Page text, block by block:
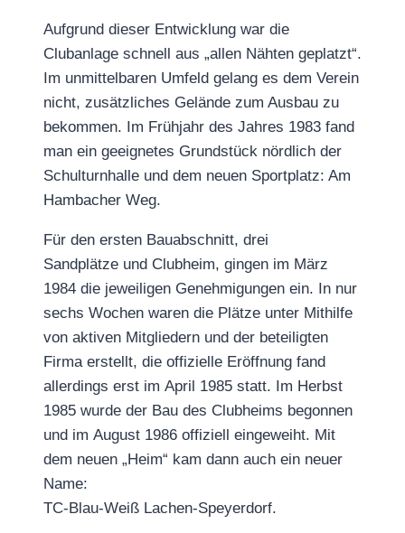
Aufgrund dieser Entwicklung war die
Clubanlage schnell aus „allen Nähten geplatzt“.
Im unmittelbaren Umfeld gelang es dem Verein
nicht, zusätzliches Gelände zum Ausbau zu
bekommen. Im Frühjahr des Jahres 1983 fand
man ein geeignetes Grundstück nördlich der
Schulturnhalle und dem neuen Sportplatz: Am
Hambacher Weg.
Für den ersten Bauabschnitt, drei
Sandplätze und Clubheim, gingen im März
1984 die jeweiligen Genehmigungen ein. In nur
sechs Wochen waren die Plätze unter Mithilfe
von aktiven Mitgliedern und der beteiligten
Firma erstellt, die offizielle Eröffnung fand
allerdings erst im April 1985 statt. Im Herbst
1985 wurde der Bau des Clubheims begonnen
und im August 1986 offiziell eingeweiht. Mit
dem neuen „Heim“ kam dann auch ein neuer
Name:
TC-Blau-Weiß Lachen-Speyerdorf.